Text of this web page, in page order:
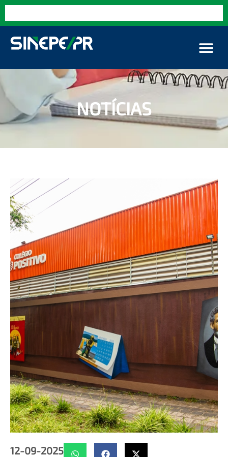
NOTÍCIAS
12-09-2025